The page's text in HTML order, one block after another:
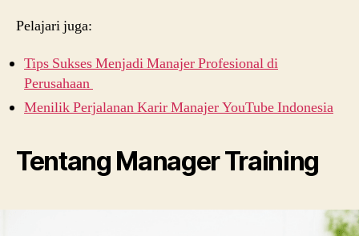
Pelajari juga:
Tips Sukses Menjadi Manajer Profesional di
Perusahaan
Menilik Perjalanan Karir Manajer YouTube Indonesia
Tentang Manager Training